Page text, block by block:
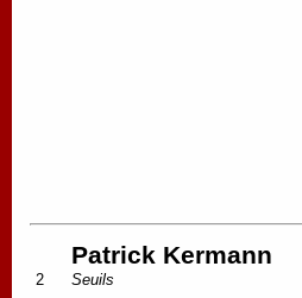
2
Patrick Kermann
Seuils